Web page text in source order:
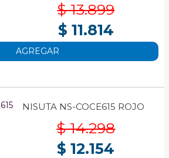
$ 13.899
$ 11.814
AGREGAR
NISUTA NS-COCE615 ROJO
$ 14.298
$ 12.154